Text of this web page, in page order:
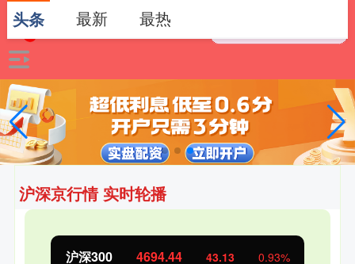
沪深京行情 实时轮播
北证50 1134.24 11.37 1.01%
头条 最新 最热